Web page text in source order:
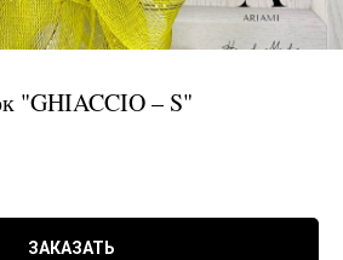
"GHIACCIO – S"
ЗАКАЗАТЬ